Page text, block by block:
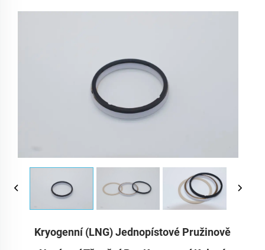
Kryogenní (LNG) Jednopístové Pružinově